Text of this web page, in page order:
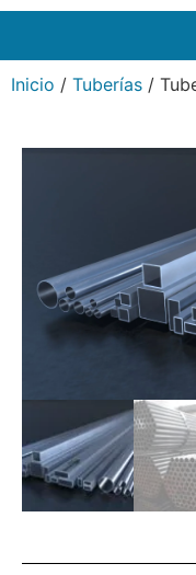
Inicio / Tuberías /